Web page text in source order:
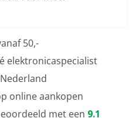
50,-
elektronicaspecialist
online aankopen
met een 9.1